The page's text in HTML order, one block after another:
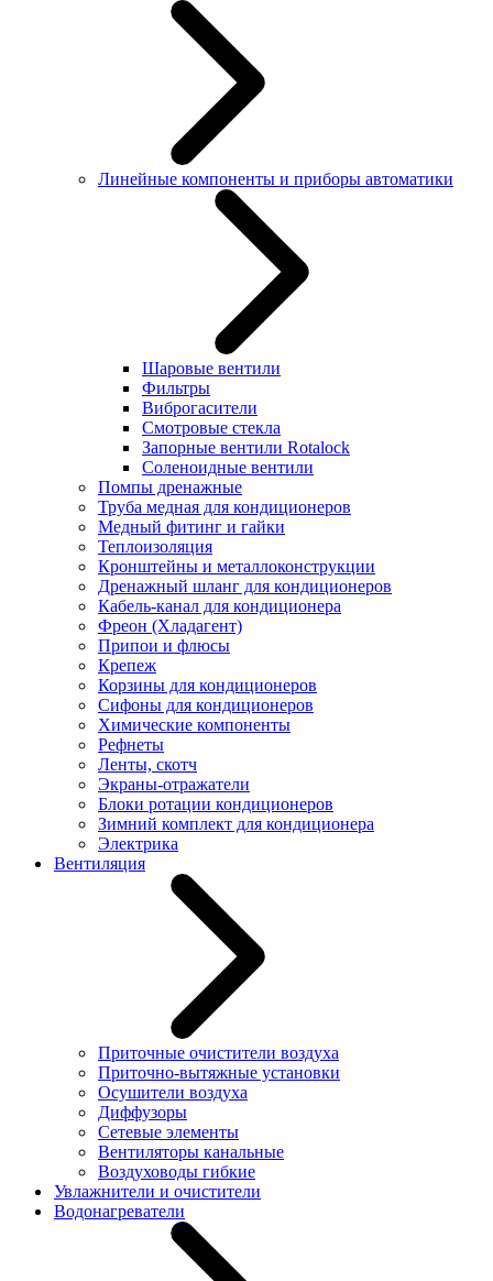
Линейные компоненты и приборы автоматики
Шаровые вентили
Фильтры
Виброгасители
Смотровые стекла
Запорные вентили Rotalock
Соленоидные вентили
Помпы дренажные
Труба медная для кондиционеров
Медный фитинг и гайки
Теплоизоляция
Кронштейны и металлоконструкции
Дренажный шланг для кондиционеров
Кабель-канал для кондиционера
Фреон (Хладагент)
Припои и флюсы
Крепеж
Корзины для кондиционеров
Сифоны для кондиционеров
Химические компоненты
Рефнеты
Ленты, скотч
Экраны-отражатели
Блоки ротации кондиционеров
Зимний комплект для кондиционера
Электрика
Вентиляция
Приточные очистители воздуха
Приточно-вытяжные установки
Осушители воздуха
Диффузоры
Сетевые элементы
Вентиляторы канальные
Воздуховоды гибкие
Увлажнители и очистители
Водонагреватели